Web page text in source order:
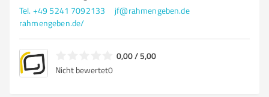
Tel. +49 5241 7092133
jf@rahmengeben.de
rahmengeben.de/
0,00 / 5,00
Nicht bewertet0